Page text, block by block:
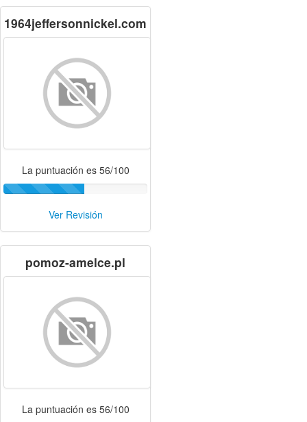
1964jeffersonnickel.com
La puntuación es 56/100
Ver Revisión
pomoz-amelce.pl
La puntuación es 56/100